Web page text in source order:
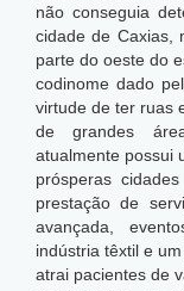
não conseguia
cidade de Caxias,
parte do oeste do
codinome dado
virtude de ter ruas
de grandes
atualmente possui
prósperas
prestação de
avançada,
indústria têxtil e
atrai pacientes de